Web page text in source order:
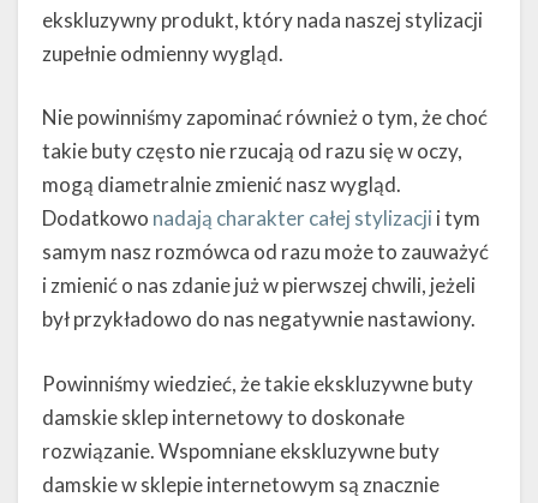
ekskluzywny produkt, który nada naszej stylizacji
zupełnie odmienny wygląd.
Nie powinniśmy zapominać również o tym, że choć
takie buty często nie rzucają od razu się w oczy,
mogą diametralnie zmienić nasz wygląd.
Dodatkowo nadają charakter całej stylizacji i tym
samym nasz rozmówca od razu może to zauważyć
i zmienić o nas zdanie już w pierwszej chwili, jeżeli
był przykładowo do nas negatywnie nastawiony.
Powinniśmy wiedzieć, że takie ekskluzywne buty
damskie sklep internetowy to doskonałe
rozwiązanie. Wspomniane ekskluzywne buty
damskie w sklepie internetowym są znacznie